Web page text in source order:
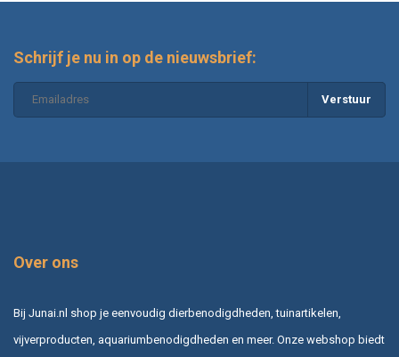
Schrijf je nu in op de nieuwsbrief:
Verstuur
Over ons
Bij Junai.nl shop je eenvoudig dierbenodigdheden, tuinartikelen,
vijverproducten, aquariumbenodigdheden en meer. Onze webshop biedt